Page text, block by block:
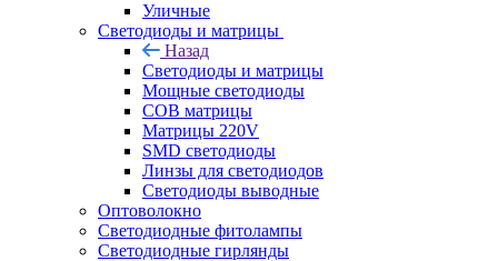
Уличные
Светодиоды и матрицы
Назад
Светодиоды и матрицы
Мощные светодиоды
COB матрицы
Матрицы 220V
SMD светодиоды
Линзы для светодиодов
Светодиоды выводные
Оптоволокно
Светодиодные фитолампы
Светодиодные гирлянды